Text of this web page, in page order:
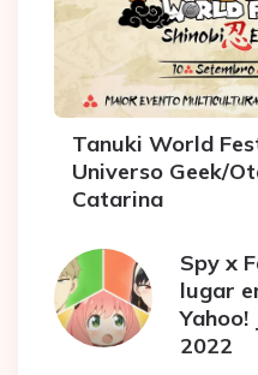
Tanuki World
Universo Geek/
Catarina
Spy x
lugar
2022